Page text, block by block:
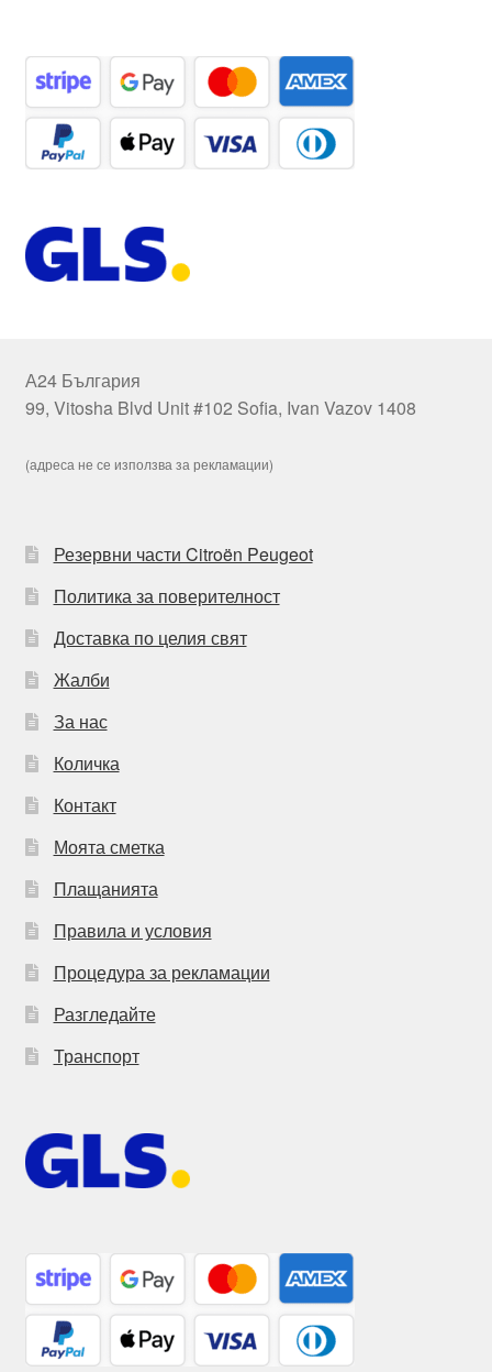
А24 България
99, Vitosha Blvd Unit #102 Sofia, Ivan Vazov 1408
(адреса не се използва за рекламации)
Резервни части Citroën Peugeot
Политика за поверителност
Доставка по целия свят
Жалби
За нас
Количка
Контакт
Моята сметка
Плащанията
Правила и условия
Процедура за рекламации
Разгледайте
Транспорт